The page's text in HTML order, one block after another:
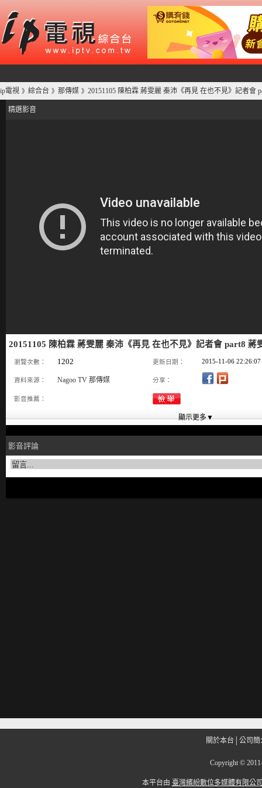
ip電視 》 綜合台 》 那傳媒 》 20151105 陳柏霖 蔣雯麗 秦沛《再見 在也不見》記者會
精選影音
20151105 陳柏霖 蔣雯麗 秦沛《再見 在也不見》記者會 part8 蔣
瀏覽次數： 1202 更新日期： 2015-11-06 22:26:07
資料來源： Nagoo TV 那傳媒 分享：
影音推薦：
影音評論
關於本台 公司簡
Copyright ©
本平台由 臺灣繽紛數位多媒體有限公